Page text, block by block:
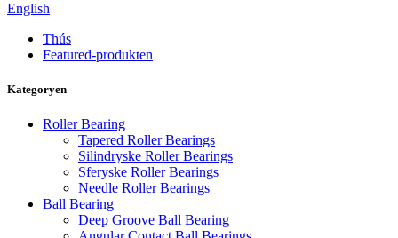
English
Thús
Featured-produkten
Kategoryen
Roller Bearing
Tapered Roller Bearings
Silindryske Roller Bearings
Sferyske Roller Bearings
Needle Roller Bearings
Ball Bearing
Deep Groove Ball Bearing